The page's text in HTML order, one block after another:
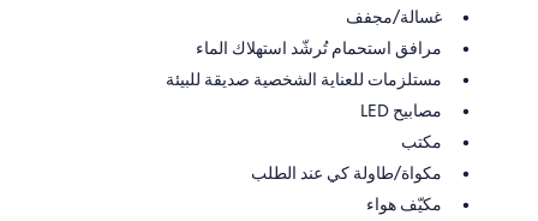
غسالة/مجفف
مرافق استحمام تُرشّد استهلاك الماء
مستلزمات للعناية الشخصية صديقة للبيئة
مصابيح LED
مكتب
مكواة/طاولة كي عند الطلب
مكيّف هواء